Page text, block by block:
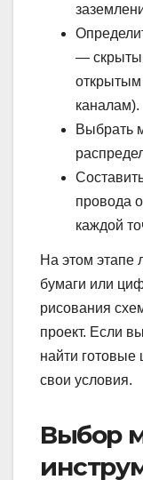
—
открытым
каналам).
Выбрать
провода
каждой
На этом этапе
бумаги или
рисования
проект. Если
найти
свои условия.
Выбор